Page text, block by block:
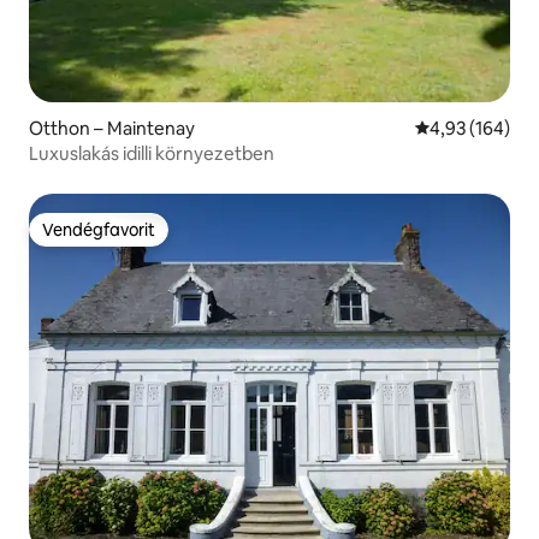
Otthon – Maintenay Átlagos
4,93 (164)
Luxuslakás idilli környezetben
Vendégfavorit
Vendégfavorit